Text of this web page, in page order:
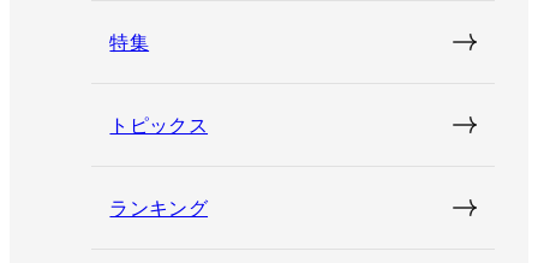
特集
トピックス
ランキング